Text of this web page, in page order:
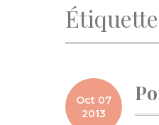
Oct 07
2013